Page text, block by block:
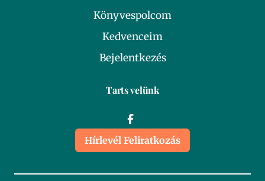
Könyvespolcom
Kedvenceim
Bejelentkezés
Tarts velünk
Hírlevél Feliratkozás